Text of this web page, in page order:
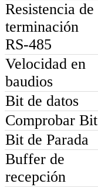
Resistencia de
terminación
RS-485
Velocidad en
baudios
Bit de datos
Comprobar Bit
Bit de Parada
Buffer de
recepción